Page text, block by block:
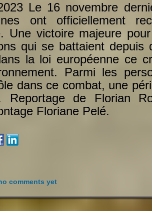
Le 16 novembre
ont officiellement
Une victoire majeure
qui se battaient depuis
la loi européenne ce
Parmi les
dans ce combat, une
Reportage de Florian
Floriane Pelé.
comments yet